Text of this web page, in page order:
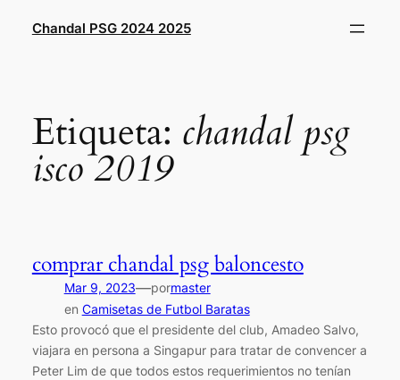
Chandal PSG 2024 2025
Etiqueta: chandal psg
isco 2019
comprar chandal psg baloncesto
Mar 9, 2023—pormaster
en Camisetas de Futbol Baratas
Esto provocó que el presidente del club, Amadeo Salvo,
viajara en persona a Singapur para tratar de convencer a
Peter Lim de que todos estos requerimientos no tenían